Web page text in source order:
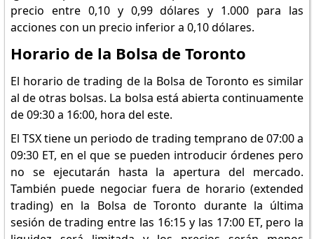
precio entre 0,10 y 0,99 dólares y 1.000 para las
acciones con un precio inferior a 0,10 dólares.
Horario de la Bolsa de Toronto
El horario de trading de la Bolsa de Toronto es similar
al de otras bolsas. La bolsa está abierta continuamente
de 09:30 a 16:00, hora del este.
El TSX tiene un periodo de trading temprano de 07:00 a
09:30 ET, en el que se pueden introducir órdenes pero
no se ejecutarán hasta la apertura del mercado.
También puede negociar fuera de horario (extended
trading) en la Bolsa de Toronto durante la última
sesión de trading entre las 16:15 y las 17:00 ET, pero la